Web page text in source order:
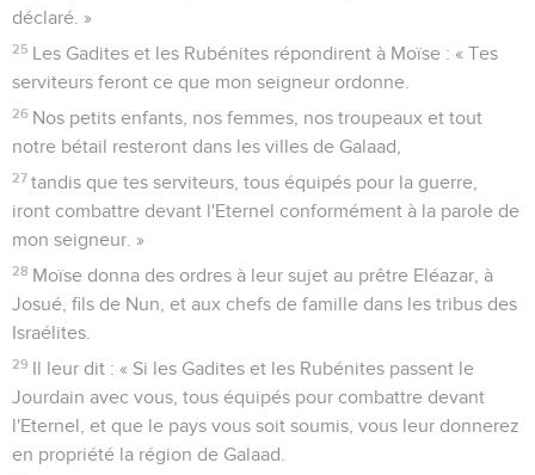
du premier mois. Le lendemain de la Pâque, les Israélites
sortirent ouvertement, à la vue de tous les Egyptiens,
4 tandis que les Egyptiens enterraient ceux que l'Eternel
avait tués parmi eux, tous les premiers-nés. L'Eternel avait
aussi exercé des jugements contre leurs dieux.
5 Les Israélites partirent de Ramsès et campèrent à Succoth.
6 Ils partirent de Succoth et campèrent à Etham, qui est situé
à l'extrémité du désert.
7 Ils partirent d'Etham, revinrent vers Pi-Hahiroth, vis-à-vis de
Baal-Tsephon, et campèrent devant Migdol.
8 Ils partirent de devant Pi-Hahiroth et traversèrent la mer
pour prendre la direction du désert. Ils firent trois journées
de marche dans le désert d'Etham et campèrent à Mara.
9 Ils partirent de Mara et arrivèrent à Elim, où il y avait 12
sources d'eau et 70 palmiers. Ce fut là qu'ils campèrent.